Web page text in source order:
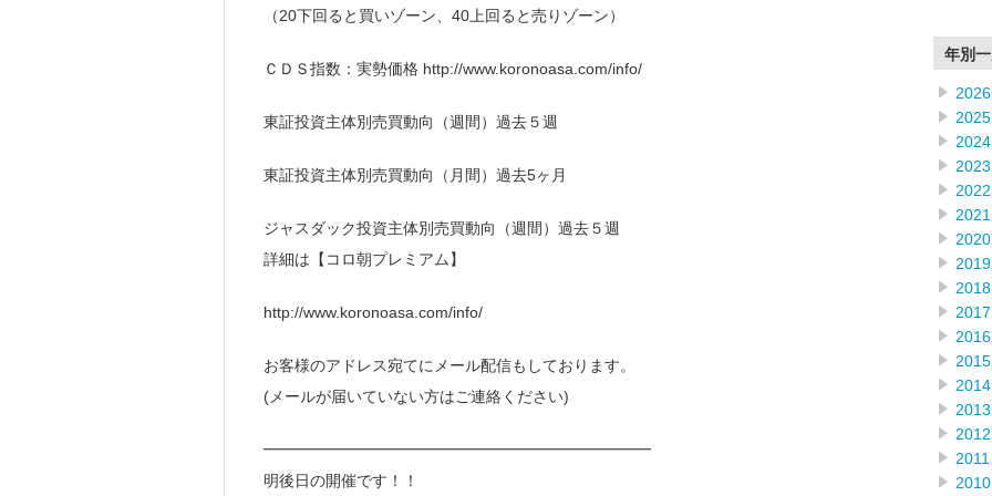
（20下回ると買いゾーン、40上回ると売りゾーン）
ＣＤＳ指数：実勢価格 http://www.koronoasa.com/info/
東証投資主体別売買動向（週間）過去５週
東証投資主体別売買動向（月間）過去5ヶ月
ジャスダック投資主体別売買動向（週間）過去５週
詳細は【コロ朝プレミアム】
http://www.koronoasa.com/info/
お客様のアドレス宛てにメール配信もしております。
(メールが届いていない方はご連絡ください)
━━━━━━━━━━━━━━━━━━━━━━━━━
明後日の開催です！！
年別
2026
2025
2024
2023
2022
2021
2020
2019
2018
2017
2016
2015
2014
2013
2012
2011
2010